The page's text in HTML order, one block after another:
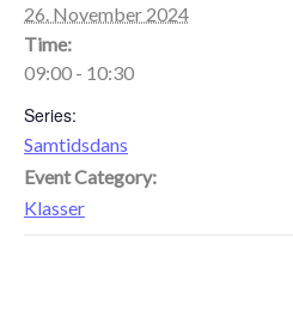
26. November 2024
Time:
09:00 - 10:30
Series:
Samtidsdans
Event Category:
Klasser